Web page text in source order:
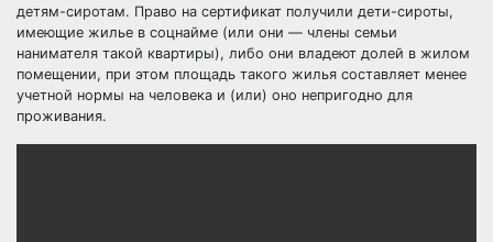
детям-сиротам. Право на сертификат получили дети-сироты,
имеющие жилье в соцнайме (или они — члены семьи
нанимателя такой квартиры), либо они владеют долей в жилом
помещении, при этом площадь такого жилья составляет менее
учетной нормы на человека и (или) оно непригодно для
проживания.